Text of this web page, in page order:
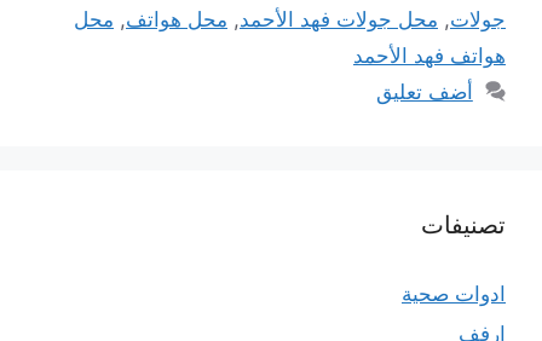
جولات, محل جولات فهد الأحمد, محل هواتف, محل
هواتف فهد الأحمد
أضف تعليق
تصنيفات
ادوات صحية
ارفف